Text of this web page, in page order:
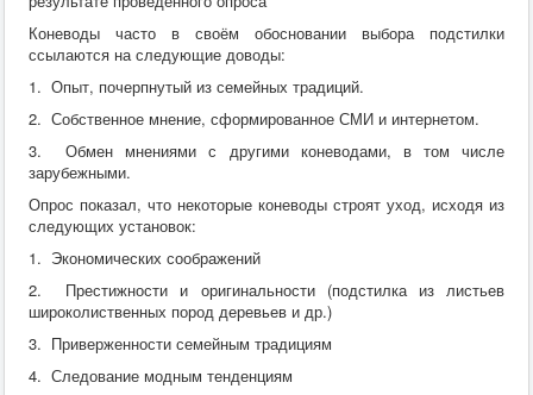
Коневоды часто в своём обосновании выбора подстилки
ссылаются на следующие доводы:
1. Опыт, почерпнутый из семейных традиций.
2. Собственное мнение, сформированное СМИ и интернетом.
3. Обмен мнениями с другими коневодами, в том числе
зарубежными.
Опрос показал, что некоторые коневоды строят уход, исходя из
следующих установок:
1. Экономических соображений
2. Престижности и оригинальности (подстилка из листьев
широколиственных пород деревьев и др.)
3. Приверженности семейным традициям
4. Следование модным тенденциям